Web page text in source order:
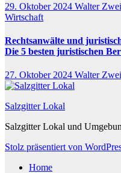
29. Oktober 2024 Walter
Wirtschaft
Rechtsanwälte und
Die 5 besten juristischen
27. Oktober 2024 Walter
Salzgitter Lokal
Salzgitter Lokal und
Stolz präsentiert von
Home